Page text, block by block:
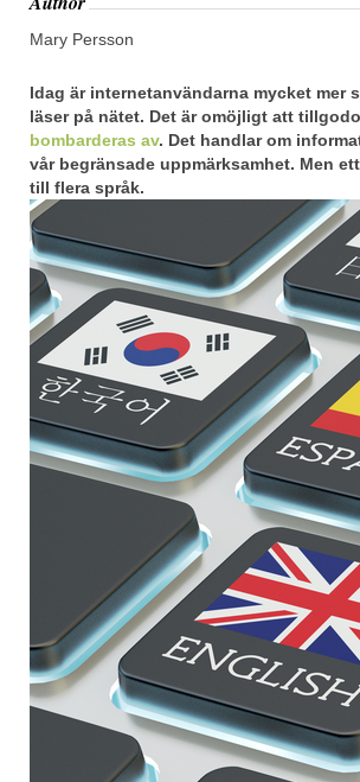
Mary Persson
Idag är internetanvändarna mycket
läser på nätet. Det är omöjligt att
bombarderas av. Det handlar om
vår begränsade uppmärksamhet. Men
till flera språk.